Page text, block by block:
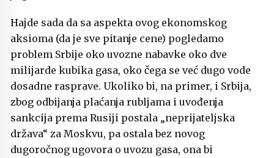
Hajde sada da sa aspekta ovog ekonomskog
aksioma (da je sve pitanje cene) pogledamo
problem Srbije oko uvozne nabavke oko dve
milijarde kubika gasa, oko čega se već dugo vode
dosadne rasprave. Ukoliko bi, na primer, i Srbija,
zbog odbijanja plaćanja rubljama i uvođenja
sankcija prema Rusiji postala „neprijateljska
država“ za Moskvu, pa ostala bez novog
dugoročnog ugovora o uvozu gasa, ona bi